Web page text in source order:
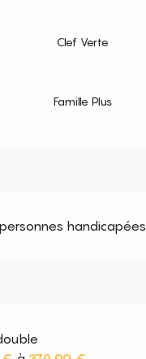
Clef Verte
Famille Plus
handicapées